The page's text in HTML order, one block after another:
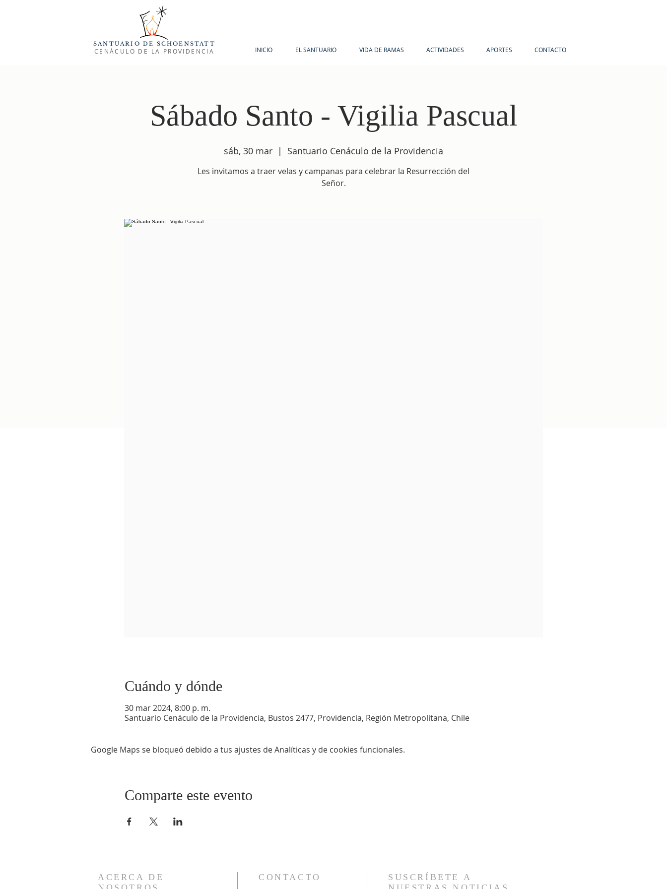
SANTUARIO DE SCHOENSTATT
CENÁCULO DE LA PROVIDENCIA INICIO EL SANTUARIO VIDA DE RAMAS ACTIVIDADES APORTES CONTACTO
Sábado Santo - Vigilia Pascual
sáb, 30 mar
  |
Santuario Cenáculo de la Providencia
Les invitamos a traer velas y campanas para celebrar la Resurrección del
Señor.
Cuándo y dónde
30 mar 2024, 8:00 p. m.
Santuario Cenáculo de la Providencia, Bustos 2477, Providencia, Región Metropolitana, Chile
Google Maps se bloqueó debido a tus ajustes de Analíticas y de cookies funcionales.
Comparte este evento
ACERCA DE
CONTACTO
SUSCRÍBETE A